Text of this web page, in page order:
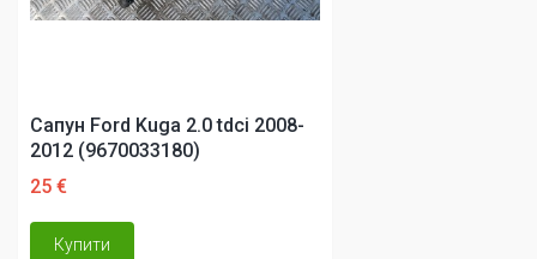
Сапун Ford Kuga 2.0 tdci 2008-
2012 (9670033180)
25 €
Купити